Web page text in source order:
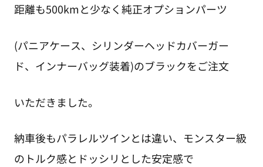
距離も500kmと少なく純正オプションパーツ
(パニアケース、シリンダーヘッドカバーガー
ド、インナーバッグ装着)のブラックをご注文
いただきました。
納車後もパラレルツインとは違い、モンスター級
のトルク感とドッシリとした安定感で